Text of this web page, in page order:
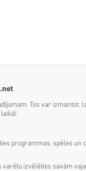
Tos var
programmas, spēles
izvēlēties savām